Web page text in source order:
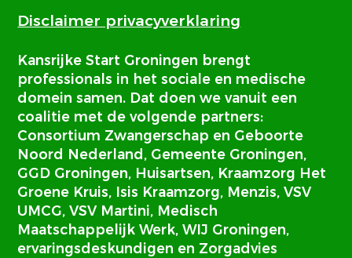
Disclaimer privacyverklaring
Kansrijke Start Groningen brengt
professionals in het sociale en medische
domein samen. Dat doen we vanuit een
coalitie met de volgende partners:
Consortium Zwangerschap en Geboorte
Noord Nederland, Gemeente Groningen,
GGD Groningen, Huisartsen, Kraamzorg Het
Groene Kruis, Isis Kraamzorg, Menzis, VSV
UMCG, VSV Martini, Medisch
Maatschappelijk Werk, WIJ Groningen,
ervaringsdeskundigen en Zorgadvies